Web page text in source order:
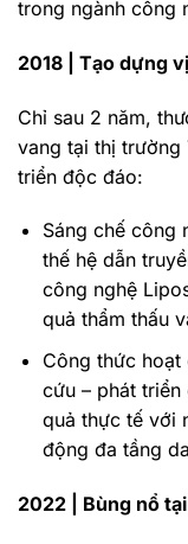
trong ngành công
2018 | Tạo dựng
Chỉ sau 2 năm,
vang tại thị trường
triển độc đáo:
Sáng chế công
thế hệ dẫn
công nghệ
quả thẩm thấu
Công thức
cứu – phát
quả thực tế với
động đa tầng
2022 | Bùng nổ